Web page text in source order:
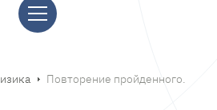
Повторение пройденного.